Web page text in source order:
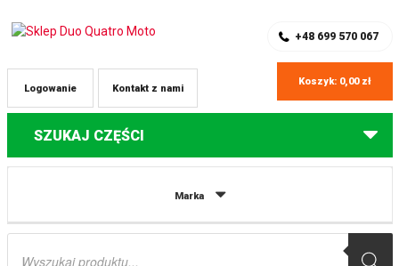
+48 699 570 067
Kontakt z nami
Logowanie
Koszyk: 0,00 zł
SZUKAJ CZĘŚCI
Marka
Wyszukiwarka
Części do quadów Polaris